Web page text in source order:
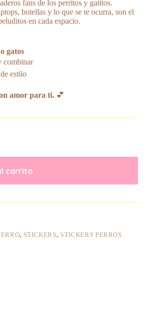
fans de los perritos y gatitos.
botellas y lo que se te ocurra, son el
en cada espacio.
gatos
combinar
estilo
amor para ti.💕
carrito
, STICKERS, STICKERS PERROS